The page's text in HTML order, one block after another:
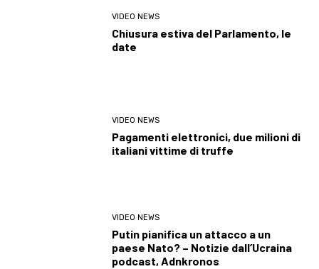
VIDEO NEWS
Chiusura estiva del Parlamento, le
date
VIDEO NEWS
Pagamenti elettronici, due milioni di
italiani vittime di truffe
VIDEO NEWS
Putin pianifica un attacco a un
paese Nato? – Notizie dall’Ucraina
podcast, Adnkronos